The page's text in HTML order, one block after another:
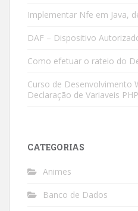
Implementar Nfe em Java,
DAF – Dispositivo
Como efetuar o rateio do
Curso de Desenvolvimento
Declaração de Variaveis PHP
CATEGORIAS
Animes
Banco de Dados